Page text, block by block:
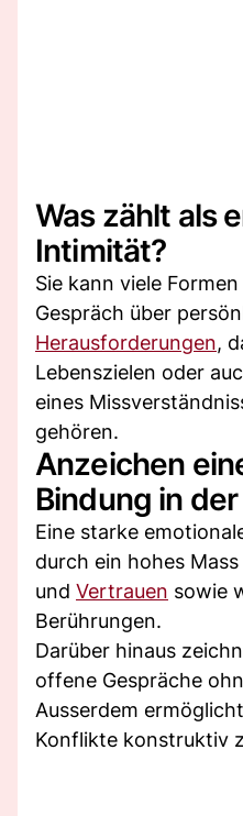
Was zählt als
Intimität?
Sie kann viele
Gespräch über
Herausforderungen,
Lebenszielen oder
eines
gehören.
Anzeichen
Bindung in
Eine starke
durch ein hohes
und Vertrauen sowie
Berührungen.
Darüber hinaus
offene Gespräche
Ausserdem
Konflikte konstruktiv